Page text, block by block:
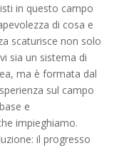
in questo campo
di cosa e
scaturisce non solo
sia un sistema di
ma è formata dal
sul campo
e
impieghiamo.
il progresso